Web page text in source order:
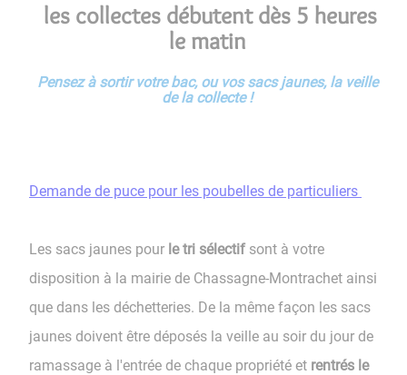
les collectes débutent dès 5 heures
le matin
Pensez à sortir votre bac, ou vos sacs jaunes, la veille
de la collecte !
Demande de puce pour les poubelles de particuliers
Les sacs jaunes pour le tri sélectif sont à votre
disposition à la mairie de Chassagne-Montrachet ainsi
que dans les déchetteries. De la même façon les sacs
jaunes doivent être déposés la veille au soir du jour de
ramassage à l'entrée de chaque propriété et rentrés le